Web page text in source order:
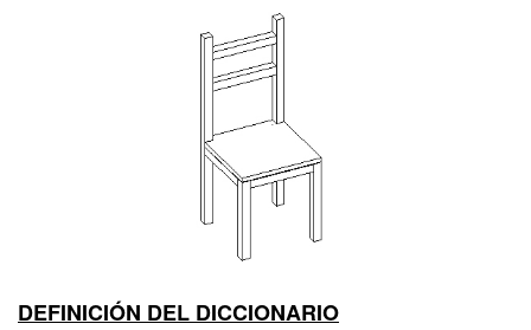
DEFINICIÓN DEL DICCIONARIO